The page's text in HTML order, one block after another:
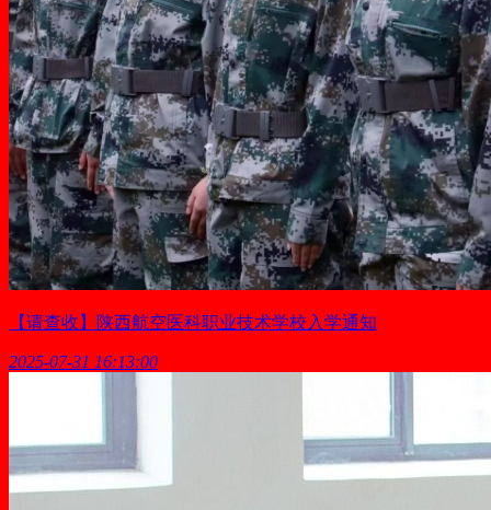
【请查收】陕西航空医科职业技术学校入学通知
2025-07-31 16:13:00